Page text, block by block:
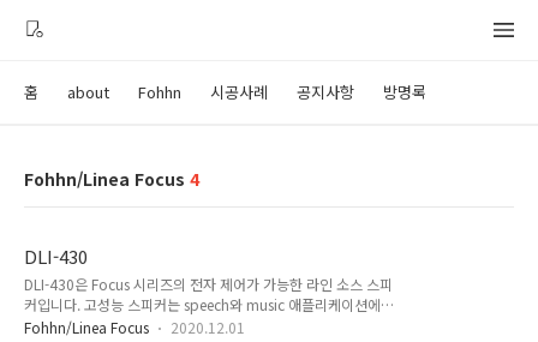
홈 about Fohhn 시공사례 공지사항 방명록
Fohhn/Linea Focus 4
DLI-430
DLI-430은 Focus 시리즈의 전자 제어가 가능한 라인 소스 스피
커입니다. 고성능 스피커는 speech와 music 애플리케이션에
최적화되어 있고, Beam Steering 기술 덕분에 물리적인 각도를
Fohhn/Linea Focus 2020.12.01